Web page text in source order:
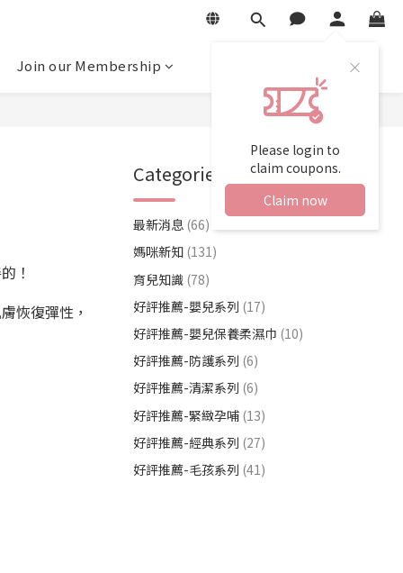
Please login to
claim coupons.
Claim now
Join our Membership
！
恢復彈性，
Categories
最新消息 (66)
媽咪新知 (131)
育兒知識 (78)
好評推薦-嬰兒系列 (17)
好評推薦-嬰兒保養柔濕巾 (10)
好評推薦-防護系列 (6)
好評推薦-清潔系列 (6)
好評推薦-緊緻孕哺 (13)
好評推薦-經典系列 (27)
好評推薦-毛孩系列 (41)